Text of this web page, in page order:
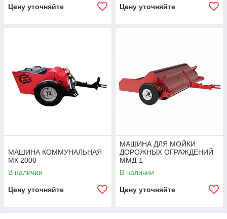
Цену уточняйте Цену уточняйте
МАШИНА КОММУНАЛЬНАЯ
МК 2000
В наличии
Цену уточняйте
МАШИНА ДЛЯ МОЙКИ
ДОРОЖНЫХ ОГРАЖДЕНИЙ
ММД-1
В наличии
Цену уточняйте